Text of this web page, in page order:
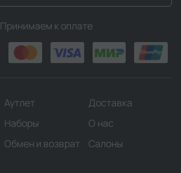
Принимаем к оплате
Аутлет
Доставка
Наборы
О нас
Обмен и возврат
Салоны